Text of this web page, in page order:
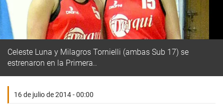
Celeste Luna y Milagros Tornielli (ambas Sub 17) se
estrenaron en la Primera..
16 de julio de 2014 - 00:00